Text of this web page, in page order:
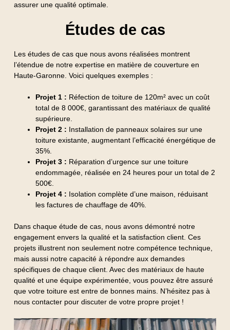
assurer une qualité optimale.
Études de cas
Les études de cas que nous avons réalisées montrent
l’étendue de notre expertise en matière de couverture en
Haute-Garonne. Voici quelques exemples :
Projet 1 : Réfection de toiture de 120m² avec un coût
total de 8 000€, garantissant des matériaux de qualité
supérieure.
Projet 2 : Installation de panneaux solaires sur une
toiture existante, augmentant l’efficacité énergétique de
35%.
Projet 3 : Réparation d’urgence sur une toiture
endommagée, réalisée en 24 heures pour un total de 2
500€.
Projet 4 : Isolation complète d’une maison, réduisant
les factures de chauffage de 40%.
Dans chaque étude de cas, nous avons démontré notre
engagement envers la qualité et la satisfaction client. Ces
projets illustrent non seulement notre compétence technique,
mais aussi notre capacité à répondre aux demandes
spécifiques de chaque client. Avec des matériaux de haute
qualité et une équipe expérimentée, vous pouvez être assuré
que votre toiture est entre de bonnes mains. N’hésitez pas à
nous contacter pour discuter de votre propre projet !